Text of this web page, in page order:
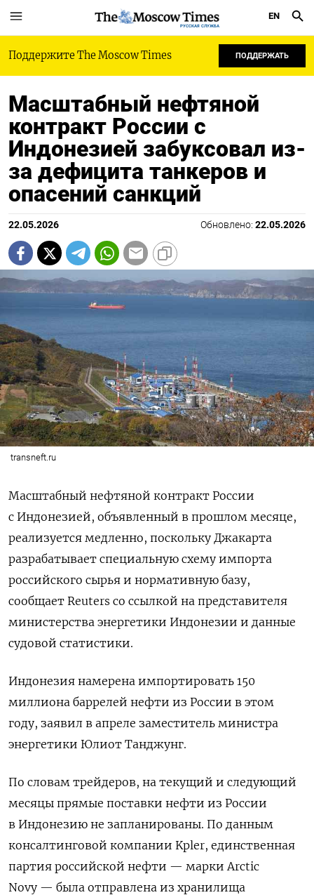
РУССКАЯ СЛУЖБА
EN
Поддержите The Moscow Times ПОДДЕРЖАТЬ
Масштабный нефтяной
контракт России с
Индонезией забуксовал из-
за дефицита танкеров и
опасений санкций
22.05.2026 Обновлено: 22.05.2026
transneft.ru
Масштабный нефтяной контракт России
с Индонезией, объявленный в прошлом месяце,
реализуется медленно, поскольку Джакарта
разрабатывает специальную схему импорта
российского сырья и нормативную базу,
сообщает Reuters со ссылкой на представителя
министерства энергетики Индонезии и данные
судовой статистики.
Индонезия намерена импортировать 150
‌миллиона баррелей нефти из России в этом
году, заявил в апреле заместитель министра
энергетики Юлиот Танджунг.
По словам трейдеров, на текущий и следующий
месяцы прямые поставки нефти из России
в Индонезию не запланированы. По данным
консалтинговой компании Kpler, ​единственная
партия российской нефти — марки Arctic
Novy — ​была отправлена из хранилища